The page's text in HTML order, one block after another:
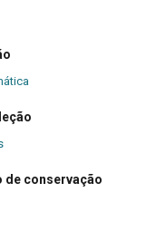
de conservação